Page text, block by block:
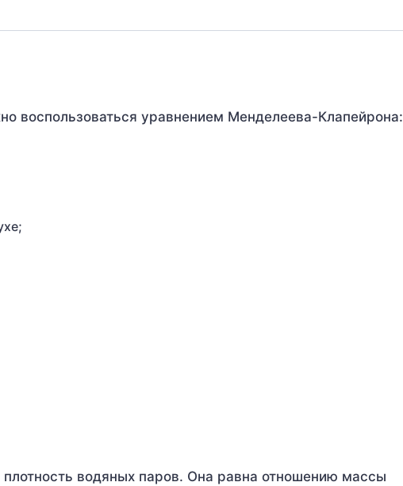
воспользоваться уравнением Менделеева-Клапейрона:
водяных паров. Она равна отношению массы